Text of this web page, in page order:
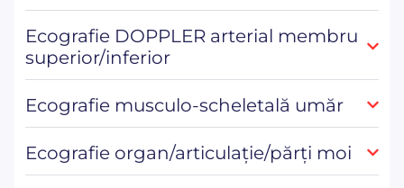
Ecografie DOPPLER arterial membru
superior/inferior
Ecografie musculo-scheletală umăr
Ecografie organ/articulație/părți moi